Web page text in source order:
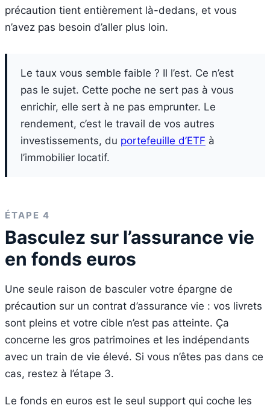
précaution tient entièrement là-dedans, et vous
n’avez pas besoin d’aller plus loin.
Le taux vous semble faible ? Il l’est. Ce n’est
pas le sujet. Cette poche ne sert pas à vous
enrichir, elle sert à ne pas emprunter. Le
rendement, c’est le travail de vos autres
investissements, du portefeuille d’ETF à
l’immobilier locatif.
ÉTAPE 4
Basculez sur l’assurance vie
en fonds euros
Une seule raison de basculer votre épargne de
précaution sur un contrat d’assurance vie : vos livrets
sont pleins et votre cible n’est pas atteinte. Ça
concerne les gros patrimoines et les indépendants
avec un train de vie élevé. Si vous n’êtes pas dans ce
cas, restez à l’étape 3.
Le fonds en euros est le seul support qui coche les